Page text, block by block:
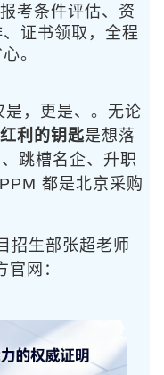
考条件评估、资
证书领取，全程
。
是 ，更是
利的钥匙
、 。无论
是想落
跳槽名企、升职
都是北京采购
招生部张超老师
网：